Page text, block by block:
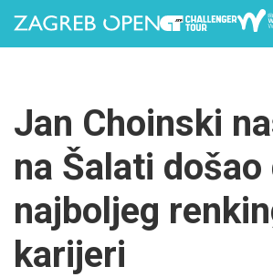
Jan Choinski
na Šalati došao
najboljeg
karijeri